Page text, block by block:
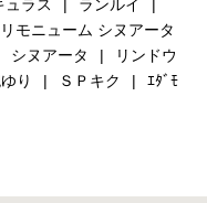
ュラス
ランルイ
リモニューム シヌアータ
シヌアータ
リンドウ
り ＳＰキク
ｴﾀﾞﾓ